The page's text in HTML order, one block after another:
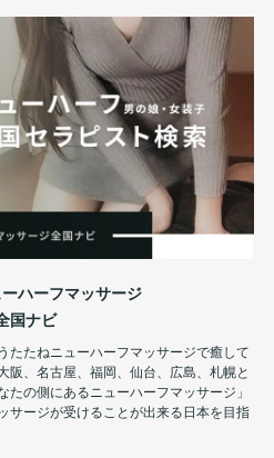
ハーフマッサージ
国ナビ
たたねニューハーフマッサージで癒して
阪、名古屋、福岡、仙台、広島、札幌と
の側にあるニューハーフマッサージ」
サージが受けることが出来る日本を目指